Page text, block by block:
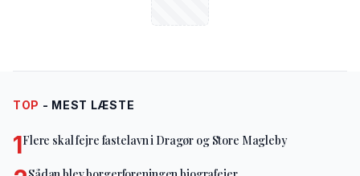
TOP - MEST LÆSTE
1Flere skal fejre fastelavn i Dragør og Store Magleby